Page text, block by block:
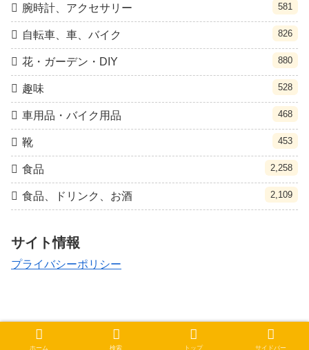
腕時計、アクセサリー 581
自転車、車、バイク 826
花・ガーデン・DIY 880
趣味 528
車用品・バイク用品 468
靴 453
食品 2,258
食品、ドリンク、お酒 2,109
サイト情報
プライバシーポリシー
ホーム 検索 トップ サイドバー